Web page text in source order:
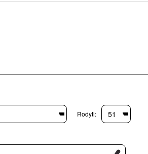
Rodyti: